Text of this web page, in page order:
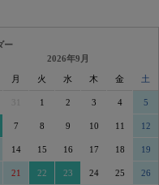
ー
2026年9月
月 火 水 木 金 土
31 1 2 3 4 5
7 8 9 10 11 12
14 15 16 17 18 19
21 22 23 24 25 26